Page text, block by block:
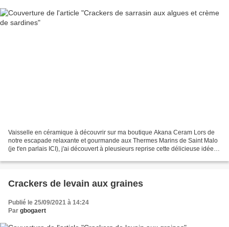
Vaisselle en céramique à découvrir sur ma boutique Akana Ceram Lors de
notre escapade relaxante et gourmande aux Thermes Marins de Saint Malo
(je t'en parlais ICI), j'ai découvert à pleusieurs reprise cette délicieuse idée
Crackers de levain aux graines
Publié le 25/09/2021 à 14:24
Par gbogaert